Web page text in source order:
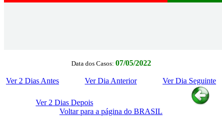
Data dos Casos: 07/05/2022
Ver 2 Dias Antes Ver Dia Anterior Ver Dia Seguinte
Ver 2 Dias Depois
Voltar para a página do BRASIL